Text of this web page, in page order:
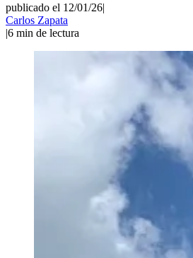
publicado el 12/01/26|
Carlos Zapata
|6 min de lectura